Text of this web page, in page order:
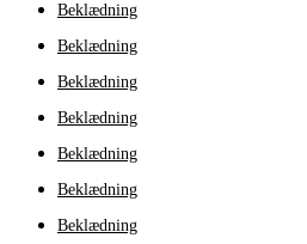
Beklædning
Beklædning
Beklædning
Beklædning
Beklædning
Beklædning
Beklædning